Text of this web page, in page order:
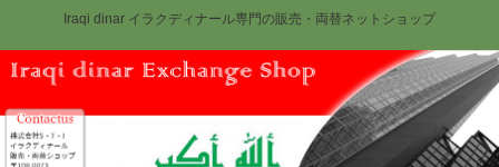
Iraqi dinar イラクディナール専門の販売・両替ネットショップ